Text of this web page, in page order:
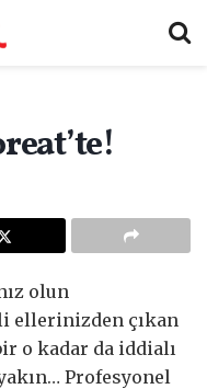
olun
ellerinizden çıkan
o kadar da iddialı
Profesyonel